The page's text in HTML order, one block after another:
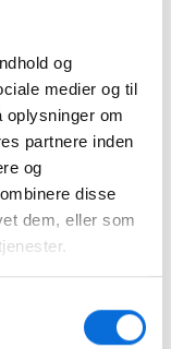
og
medier og til
om
partnere inden
og
disse
dem, eller som